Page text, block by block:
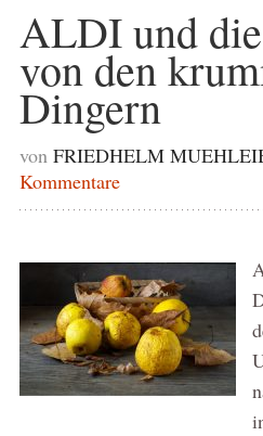
ALDI und
von den
Dingern
von FRIEDHELM
Kommentare